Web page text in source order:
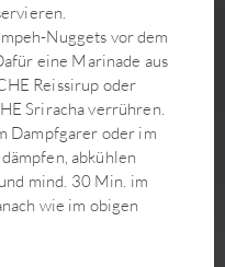
Kompott
Wakame,
Nuggets vor dem
eine Marinade aus
Reissirup oder
Sriracha verrühren.
Dampfgarer oder im
abkühlen
mind. 30 Min. im
wie im obigen